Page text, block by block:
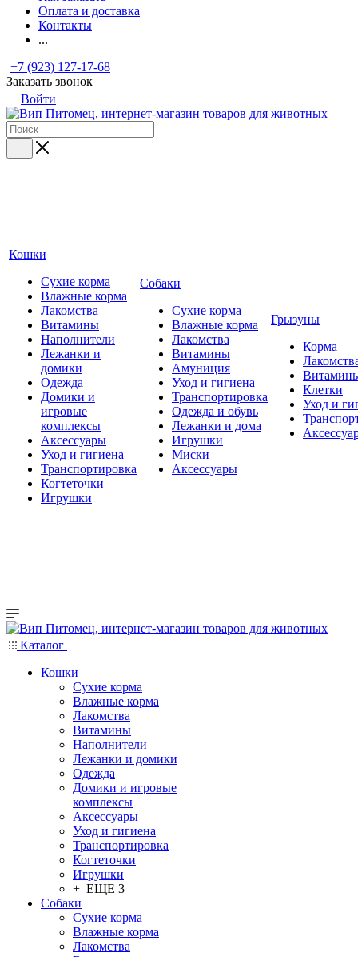
Оплата и доставка
Контакты
...
+7 (923) 127-17-68
Заказать звонок
Войти
Кошки
Сухие корма
Влажные корма
Лакомства
Витамины
Наполнители
Лежанки и
домики
Одежда
Домики и
игровые
комплексы
Аксессуары
Уход и гигиена
Транспортировка
Когтеточки
Игрушки
Собаки
Сухие корма
Влажные корма
Лакомства
Витамины
Амуниция
Уход и гигиена
Транспортировка
Одежда и обувь
Лежанки и дома
Игрушки
Миски
Аксессуары
Грызуны
Корма
Клетки
Уход и
Каталог
Кошки
Сухие корма
Влажные корма
Лакомства
Витамины
Наполнители
Лежанки и домики
Одежда
Домики и игровые
комплексы
Аксессуары
Уход и гигиена
Транспортировка
Когтеточки
Игрушки
+ ЕЩЕ 3
Собаки
Сухие корма
Влажные корма
Лакомства